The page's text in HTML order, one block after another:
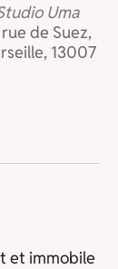
Uma
rue de Suez,
13007
et immobile